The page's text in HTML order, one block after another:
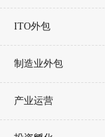
ITO外包
制造业外包
产业运营